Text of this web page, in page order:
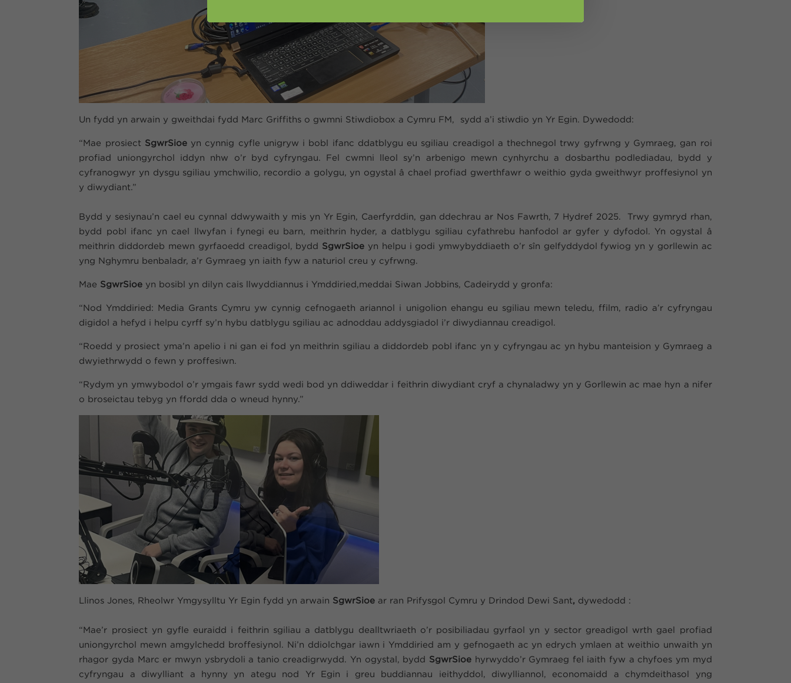
Un fydd yn arwain y gweithdai fydd Marc Griffiths o gwmni Stiwdiobox a Cymru FM, sydd a’i stiwdio yn Yr Egin. Dywedodd:
“Mae prosiect SgwrSioeyn cynnig cyfle unigryw i bobl ifanc ddatblygu eu sgiliau creadigol a thechnegol trwy gyfrwng y Gymraeg, gan roi
profiad uniongyrchol iddyn nhw o’r byd cyfryngau. Fel cwmni lleol sy’n arbenigo mewn cynhyrchu a dosbarthu podlediadau, bydd y
cyfranogwyr yn dysgu sgiliau ymchwilio, recordio a golygu, yn ogystal â chael profiad gwerthfawr o weithio gyda gweithwyr proffesiynol yn
y diwydiant.”
Bydd y sesiynau’n cael eu cynnal ddwywaith y mis yn Yr Egin, Caerfyrddin, gan ddechrau ar Nos Fawrth, 7 Hydref 2025. Trwy gymryd rhan,
bydd pobl ifanc yn cael llwyfan i fynegi eu barn, meithrin hyder, a datblygu sgiliau cyfathrebu hanfodol ar gyfer y dyfodol. Yn ogystal â
meithrin diddordeb mewn gyrfaoedd creadigol, bydd SgwrSioe yn helpu i godi ymwybyddiaeth o’r sîn gelfyddydol fywiog yn y gorllewin ac
yng Nghymru benbaladr, a’r Gymraeg yn iaith fyw a naturiol creu y cyfrwng.
Mae SgwrSioe yn bosibl yn dilyn cais llwyddiannus i Ymddiried,meddai Siwan Jobbins, Cadeirydd y gronfa:
“Nod Ymddiried: Media Grants Cymru yw cynnig cefnogaeth ariannol i unigolion ehangu eu sgiliau mewn teledu, ffilm, radio a’r cyfryngau
digidol a hefyd i helpu cyrff sy’n hybu datblygu sgiliau ac adnoddau addysgiadol i’r diwydiannau creadigol.
“Roedd y prosiect yma’n apelio i ni gan ei fod yn meithrin sgiliau a diddordeb pobl ifanc yn y cyfryngau ac yn hybu manteision y Gymraeg a
dwyiethrwydd o fewn y proffesiwn.
“Rydym yn ymwybodol o’r ymgais fawr sydd wedi bod yn ddiweddar i feithrin diwydiant cryf a chynaladwy yn y Gorllewin ac mae hyn a nifer
o broseictau tebyg yn ffordd dda o wneud hynny.”
Llinos Jones, Rheolwr Ymgysylltu Yr Egin fydd yn arwain SgwrSioe ar ran Prifysgol Cymru y Drindod Dewi Sant dywedodd :
“Mae’r prosiect yn gyfle euraidd i feithrin sgiliau a datblygu dealltwriaeth o’r posibiliadau gyrfaol yn y sector greadigol wrth gael profiad
uniongyrchol mewn amgylchedd broffesiynol. Ni’n ddiolchgar iawn i Ymddiried am y gefnogaeth ac yn edrych ymlaen at weithio unwaith yn
rhagor gyda Marc er mwyn ysbrydoli a tanio creadigrwydd. Yn ogystal, bydd SgwrSioehyrwyddo’r Gymraeg fel iaith fyw a chyfoes ym myd
cyfryngau a diwylliant a hynny yn ategu nod Yr Egin i greu buddiannau ieithyddol, diwylliannol, economaidd a chymdeithasol yng